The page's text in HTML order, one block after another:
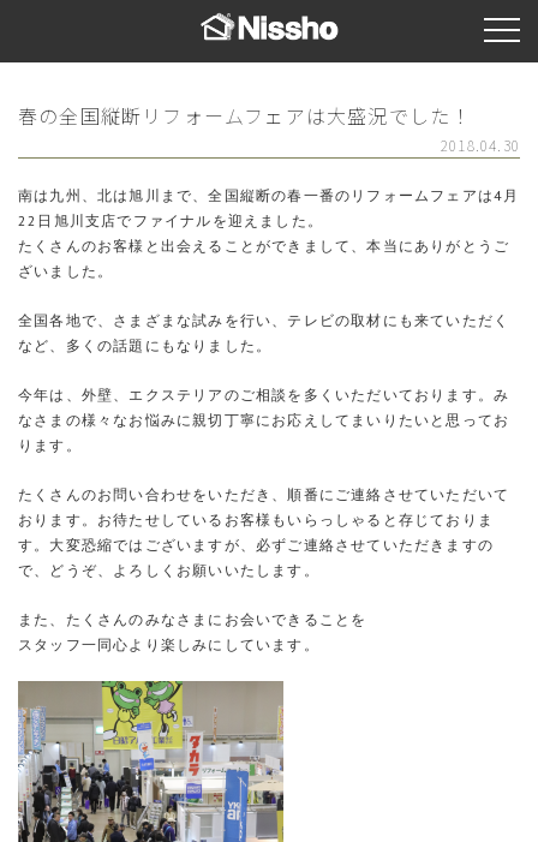
春の全国縦断リフォームフェアは大盛況でした！
2018.04.30
南は九州、北は旭川まで、全国縦断の春一番のリフォームフェアは4月
22日旭川支店でファイナルを迎えました。
たくさんのお客様と出会えることができまして、本当にありがとうご
ざいました。
全国各地で、さまざまな試みを行い、テレビの取材にも来ていただく
など、多くの話題にもなりました。
今年は、外壁、エクステリアのご相談を多くいただいております。み
なさまの様々なお悩みに親切丁寧にお応えしてまいりたいと思ってお
ります。
たくさんのお問い合わせをいただき、順番にご連絡させていただいて
おります。お待たせしているお客様もいらっしゃると存じておりま
す。大変恐縮ではございますが、必ずご連絡させていただきますの
で、どうぞ、よろしくお願いいたします。
また、たくさんのみなさまにお会いできることを
スタッフ一同心より楽しみにしています。